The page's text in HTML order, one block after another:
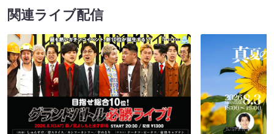
関連ライブ配信